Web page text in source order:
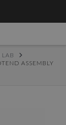
ASSEMBLY